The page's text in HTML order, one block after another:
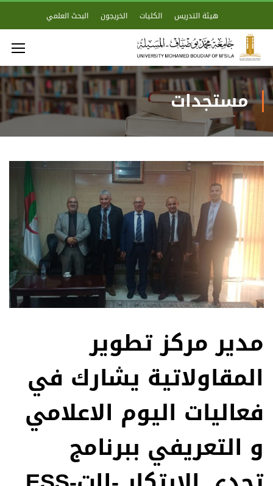
هيئة التدريس الكليات الخريجون البحث العلمي
مستجدات
مدير مركز تطوير
المقاولاتية يشارك في
فعاليات اليوم الاعلامي
و التعريفي ببرنامج